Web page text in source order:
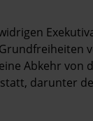
Abkehr von
darunter